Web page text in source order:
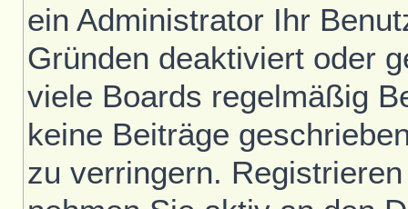
ein Administrator Ihr
Gründen deaktiviert oder
viele Boards regelmäßig
keine Beiträge
zu verringern.